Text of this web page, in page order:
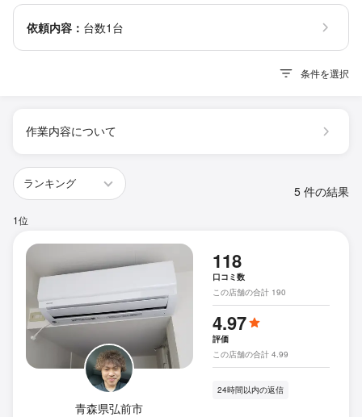
依頼内容： 台数1台
条件を選択
作業内容について
5 件の結果
1位
青森県弘前市
118
口コミ数
この店舗の合計 190
4.97
評価
この店舗の合計 4.99
24時間以内の返信